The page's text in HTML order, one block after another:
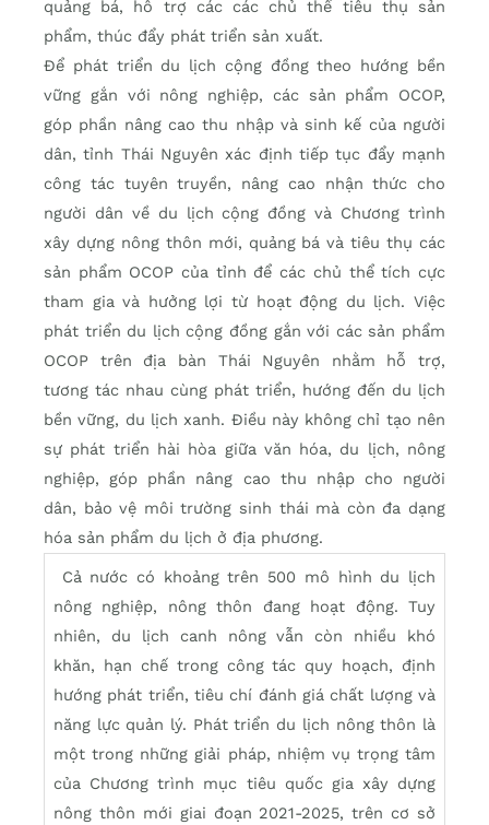
quảng bá, hỗ trợ các các chủ thể tiêu thụ sản
phẩm, thúc đẩy phát triển sản xuất.
Để phát triển du lịch cộng đồng theo hướng bền
vững gắn với nông nghiệp, các sản phẩm OCOP,
góp phần nâng cao thu nhập và sinh kế của người
dân, tỉnh Thái Nguyên xác định tiếp tục đẩy mạnh
công tác tuyên truyền, nâng cao nhận thức cho
người dân về du lịch cộng đồng và Chương trình
xây dựng nông thôn mới, quảng bá và tiêu thụ các
sản phẩm OCOP của tỉnh để các chủ thể tích cực
tham gia và hưởng lợi từ hoạt động du lịch. Việc
phát triển du lịch cộng đồng gắn với các sản phẩm
OCOP trên địa bàn Thái Nguyên nhằm hỗ trợ,
tương tác nhau cùng phát triển, hướng đến du lịch
bền vững, du lịch xanh. Điều này không chỉ tạo nên
sự phát triển hài hòa giữa văn hóa, du lịch, nông
nghiệp, góp phần nâng cao thu nhập cho người
dân, bảo vệ môi trường sinh thái mà còn đa dạng
hóa sản phẩm du lịch ở địa phương.
Cả nước có khoảng trên 500 mô hình du lịch
nông nghiệp, nông thôn đang hoạt động. Tuy
nhiên, du lịch canh nông vẫn còn nhiều khó
khăn, hạn chế trong công tác quy hoạch, định
hướng phát triển, tiêu chí đánh giá chất lượng và
năng lực quản lý. Phát triển du lịch nông thôn là
một trong những giải pháp, nhiệm vụ trọng tâm
của Chương trình mục tiêu quốc gia xây dựng
nông thôn mới giai đoạn 2021-2025, trên cơ sở